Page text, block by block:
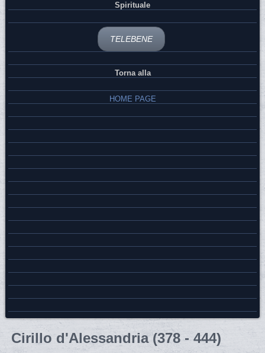
Spirituale
TELEBENE
Torna alla
HOME PAGE
Cirillo d'Alessandria (378 - 444)